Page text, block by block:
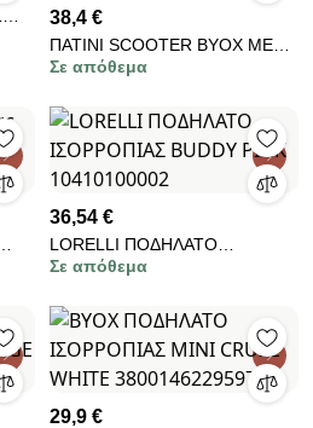
38,4 €
ΠΑΤΙΝΙ SCOOTER BYOX ΜΕ
ΚΑΘΙΣΜΑ BUBBLEGUM
Σε απόθεμα
36,54 €
LORELLI ΠΟΔΗΛΑΤΟ
ΙΣΟΡΡΟΠΙΑΣ BUDDY PINK
Σε απόθεμα
29,9 €